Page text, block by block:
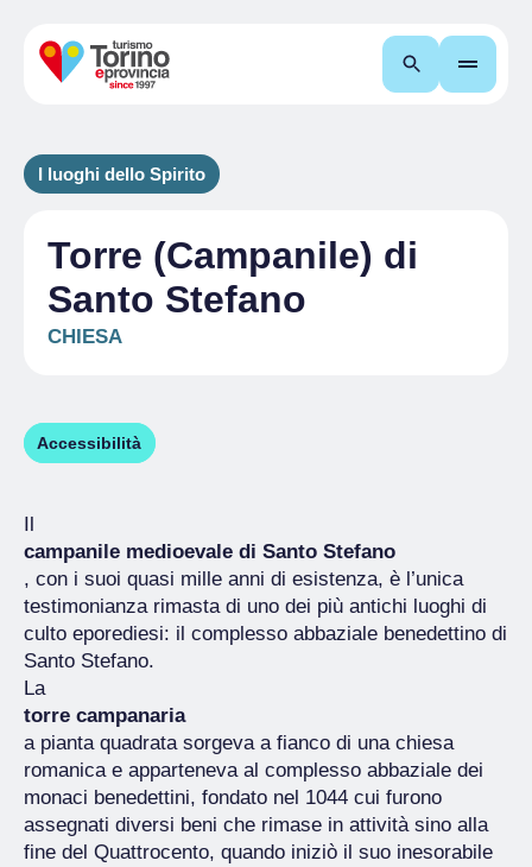
Cerca
I luoghi dello Spirito
Torre (Campanile) di
Santo Stefano
CHIESA
Accessibilità
Il
campanile medioevale di Santo Stefano
, con i suoi quasi mille anni di esistenza, è l’unica
testimonianza rimasta di uno dei più antichi luoghi di
culto eporediesi: il complesso abbaziale benedettino di
Santo Stefano.
La
torre campanaria
a pianta quadrata sorgeva a fianco di una chiesa
romanica e apparteneva al complesso abbaziale dei
monaci benedettini, fondato nel 1044 cui furono
assegnati diversi beni che rimase in attività sino alla
fine del Quattrocento, quando iniziò il suo inesorabile